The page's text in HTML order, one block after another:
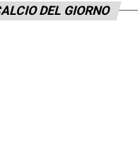
DEL GIORNO